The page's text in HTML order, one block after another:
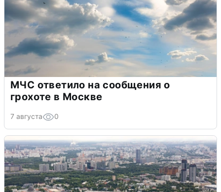
МЧС ответило на сообщения о
грохоте в Москве
7 августа 0